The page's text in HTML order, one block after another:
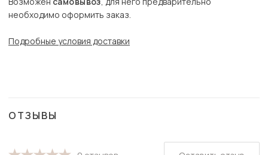
необходимо оформить заказ.
Подробные условия доставки
ОТЗЫВЫ